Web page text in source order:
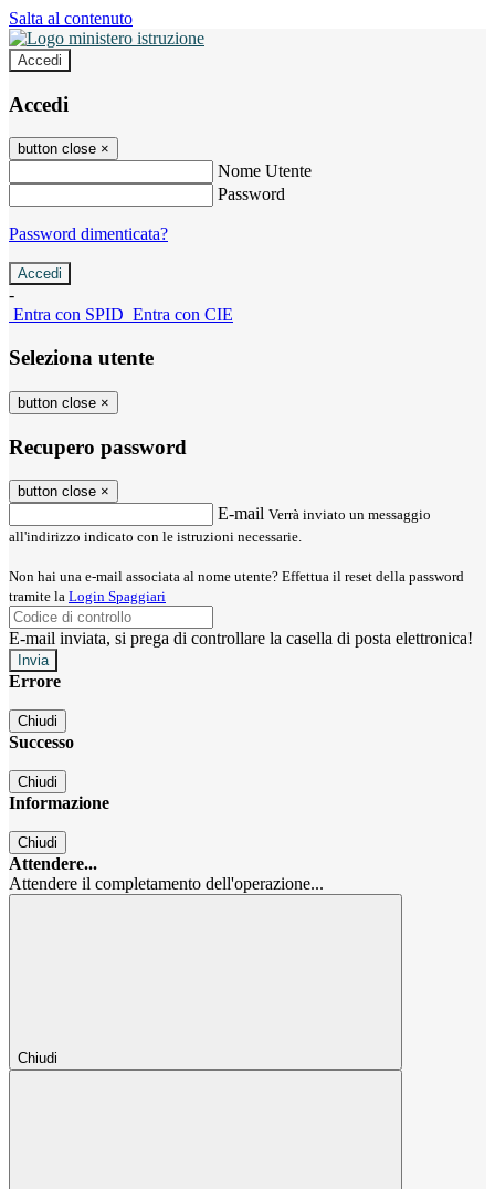
Salta al contenuto
Accedi
Accedi
button close ×
Nome Utente
Password
Password dimenticata?
-
Entra con SPID Entra con CIE
Seleziona utente
button close ×
Recupero password
button close ×
E-mail Verrà inviato un messaggio
all'indirizzo indicato con le istruzioni necessarie.
Non hai una e-mail associata al nome utente? Effettua il reset della password
tramite la Login Spaggiari
E-mail inviata, si prega di controllare la casella di posta elettronica!
Errore
Chiudi
Successo
Chiudi
Informazione
Chiudi
Attendere...
Attendere il completamento dell'operazione...
Chiudi